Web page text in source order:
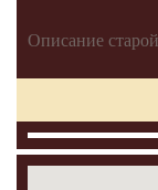
Описание